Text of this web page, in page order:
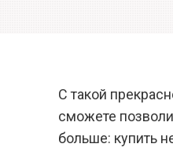
С такой
сможете
больше: купить